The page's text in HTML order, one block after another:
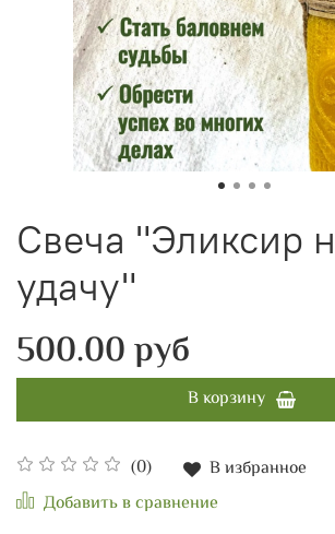
Свеча "Эликсир
удачу"
(0)
В избранное
Добавить в сравнение
500.00 руб
В корзину